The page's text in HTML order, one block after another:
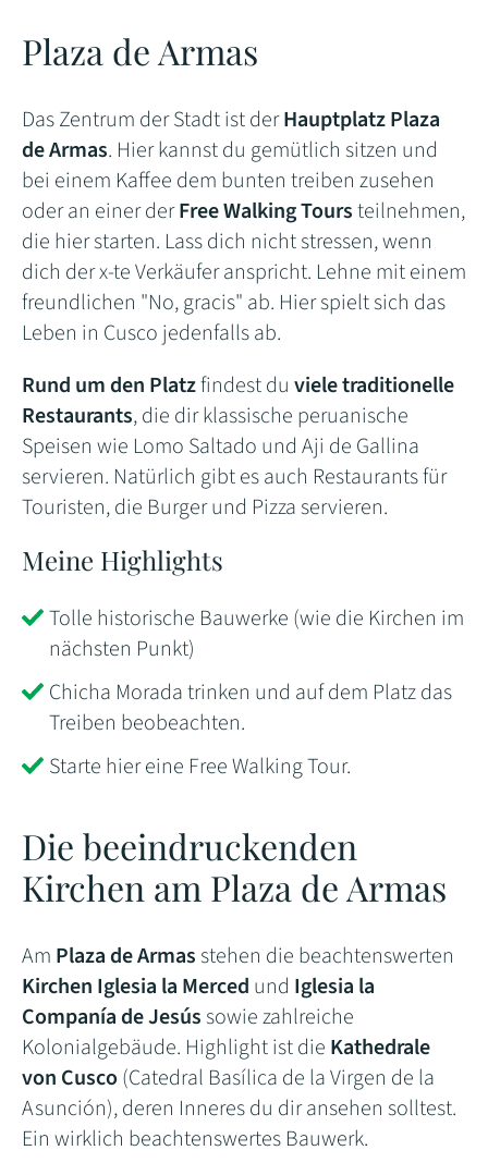
Plaza de Armas
Das Zentrum der Stadt ist derHauptplatz Plaza
de Armas. Hier kannst du gemütlich sitzen und
bei einem Kaffee dem bunten treiben zusehen
oder an einer derFree Walking Toursteilnehmen,
die hier starten. Lass dich nicht stressen, wenn
dich der x-te Verkäufer anspricht. Lehne mit einem
freundlichen "No, gracis" ab. Hier spielt sich das
Leben in Cusco jedenfalls ab.
Rund um den Platzfindest du viele traditionelle
Restaurants, die dir klassische peruanische
Speisen wie Lomo Saltado und Aji de Gallina
servieren. Natürlich gibt es auch Restaurants für
Touristen, die Burger und Pizza servieren.
Meine Highlights
Tolle historische Bauwerke (wie die Kirchen im
nächsten Punkt)
Chicha Morada trinken und auf dem Platz das
Treiben beobeachten.
Starte hier eine Free Walking Tour.
Die beeindruckenden
Kirchen am Plaza de Armas
Am Plaza de Armasstehen die beachtenswerten
Kirchen Iglesia la Merced und Iglesia la
Companía de Jesússowie zahlreiche
Kolonialgebäude. Highlight ist die Kathedrale
von Cusco(Catedral Basílica de la Virgen de la
Asunción), deren Inneres du dir ansehen solltest.
Ein wirklich beachtenswertes Bauwerk.